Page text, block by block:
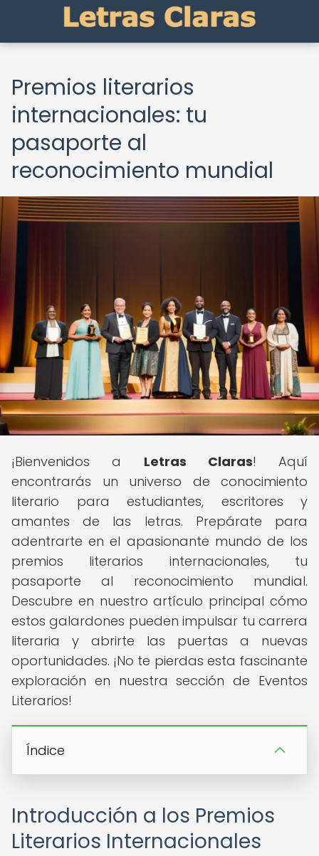
Premios literarios
internacionales: tu
pasaporte al
reconocimiento mundial
¡Bienvenidos a Letras Claras! Aquí
encontrarás un universo de conocimiento
literario para estudiantes, escritores y
amantes de las letras. Prepárate para
adentrarte en el apasionante mundo de los
premios literarios internacionales, tu
pasaporte al reconocimiento mundial.
Descubre en nuestro artículo principal cómo
estos galardones pueden impulsar tu carrera
literaria y abrirte las puertas a nuevas
oportunidades. ¡No te pierdas esta fascinante
exploración en nuestra sección de Eventos
Literarios!
Índice
Introducción a los Premios
Literarios Internacionales